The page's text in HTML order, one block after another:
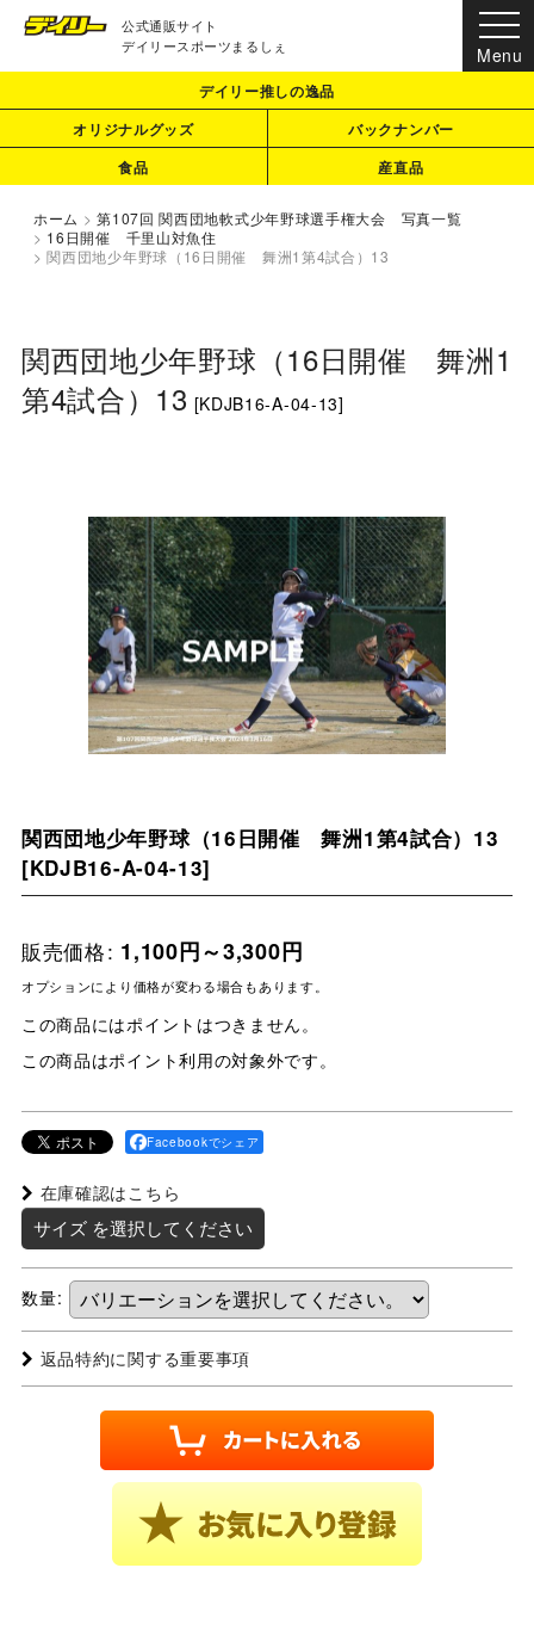
公式通販サイト
デイリースポーツまるしぇ
デイリー推しの逸品
オリジナルグッズ
バックナンバー
食品
産直品
ホーム > 第107回 関西団地軟式少年野球選手権大会 写真一覧
> 16日開催 千里山対魚住
> 関西団地少年野球（16日開催 舞洲1第4試合）13
関西団地少年野球（16日開催 舞洲1
第4試合）13 [KDJB16-A-04-13]
関西団地少年野球（16日開催 舞洲1第4試合）13
[KDJB16-A-04-13]
販売価格: 1,100円～3,300円
オプションにより価格が変わる場合もあります。
この商品にはポイントはつきません。
この商品はポイント利用の対象外です。
Facebookでシェア
在庫確認はこちら
サイズ を選択してください
数量:
返品特約に関する重要事項